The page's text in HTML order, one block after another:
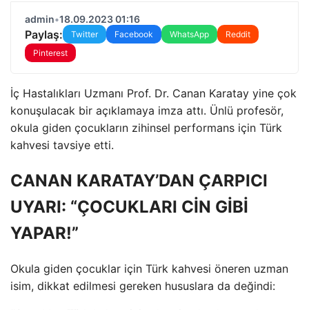
admin•18.09.2023 01:16
Paylaş: Twitter Facebook WhatsApp
Reddit
Pinterest
İç Hastalıkları Uzmanı Prof. Dr. Canan Karatay yine çok
konuşulacak bir açıklamaya imza attı. Ünlü profesör,
okula giden çocukların zihinsel performans için Türk
kahvesi tavsiye etti.
CANAN KARATAY’DAN ÇARPICI
UYARI: “ÇOCUKLARI CİN GİBİ
YAPAR!”
Okula giden çocuklar için Türk kahvesi öneren uzman
isim, dikkat edilmesi gereken hususlara da değindi: